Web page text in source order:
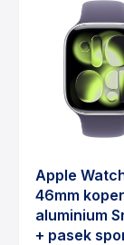
Apple Watch
46mm
aluminium
+ pasek